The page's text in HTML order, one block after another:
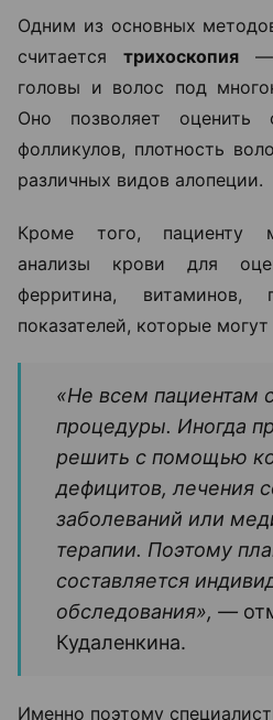
Одним из основных
считается трихоскопия —
головы и волос под
Оно позволяет оценить
фолликулов, плотность
различных видов алопеции.
Кроме того, пациенту
анализы крови для
ферритина,
показателей, которые
«Не всем пациентам
процедуры. Иногда
решить с помощью
дефицитов, лечения
заболеваний или
терапии. Поэтому
составляется
обследования», —
Кудаленкина.
Именно поэтому